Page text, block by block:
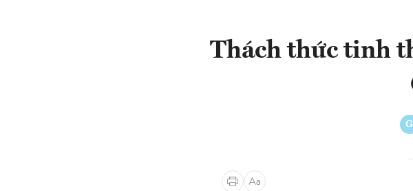
Thách thức tinh
G